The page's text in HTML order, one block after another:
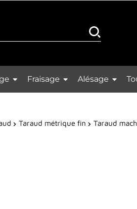
Fraisage Alésage
Taraud métrique fin Taraud